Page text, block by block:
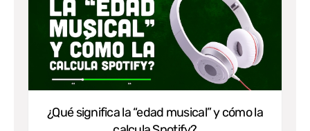
¿Qué significa la “edad musical” y cómo la